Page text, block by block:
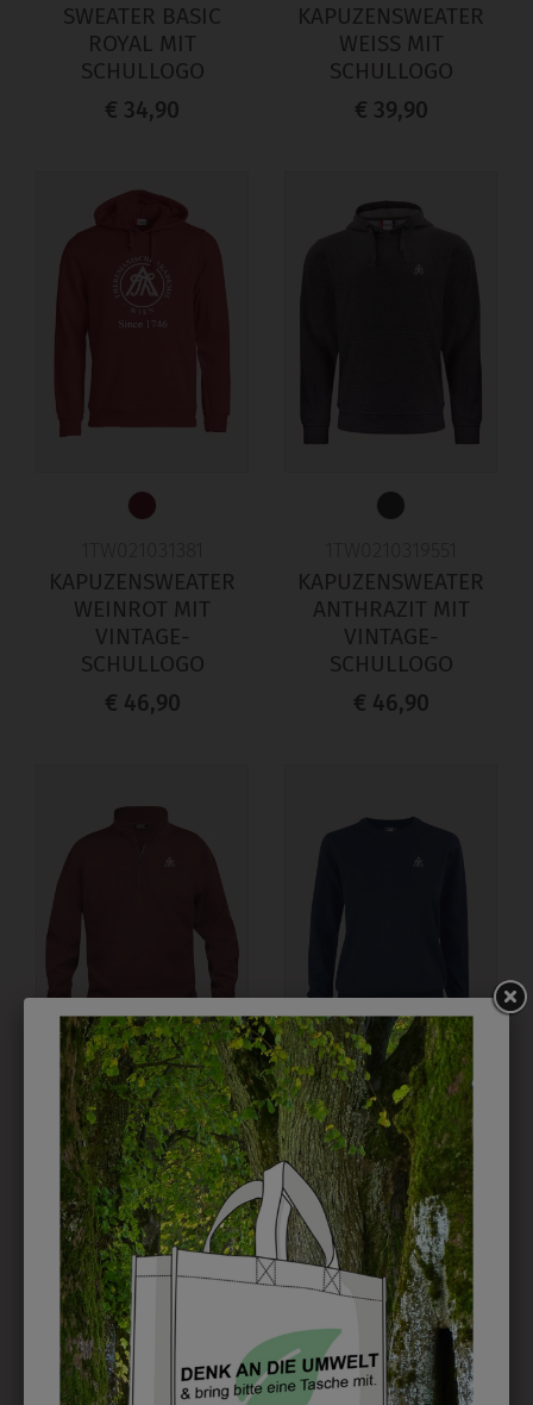
SWEATER BASIC
ROYAL MIT
SCHULLOGO
€ 34,90
KAPUZENSWEATER
WEISS MIT
SCHULLOGO
€ 39,90
KAPUZENSWEATER
WEINROT MIT
VINTAGE-
SCHULLOGO
€ 46,90
KAPUZENSWEATER
ANTHRAZIT MIT
VINTAGE-
SCHULLOGO
€ 46,90
+
1TW02103338
TROYER WEINROT
MIT SCHULLOGO
€ 39,90
1TW35541701
DAMENPULLOVER
NAVY MIT
SCHULLOGO
€ 59,90